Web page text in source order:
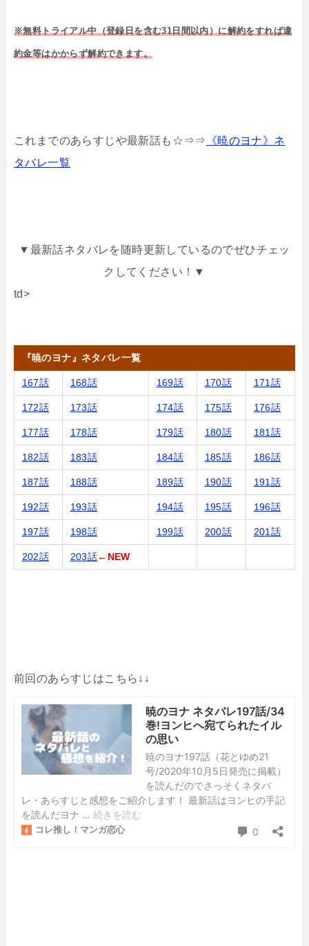
※無料トライアル中（登録日を含む31日間以内）に解約をすれば違
約金等はかからず解約できます。
これまでのあらすじや最新話も☆⇒⇒
《暁のヨナ》ネ
タバレ一覧
▼最新話ネタバレを随時更新しているのでぜひチェッ
クしてください！▼
td>
『暁のヨナ』ネタバレ一覧
167話 168話 169話 170話 171話
172話 173話 174話 175話 176話
177話 178話 179話 180話 181話
182話 183話 184話 185話 186話
187話 188話 189話 190話 191話
192話 193話 194話 195話 196話
197話 198話 199話 200話 201話
202話 203話←NEW
前回のあらすじはこちら↓↓